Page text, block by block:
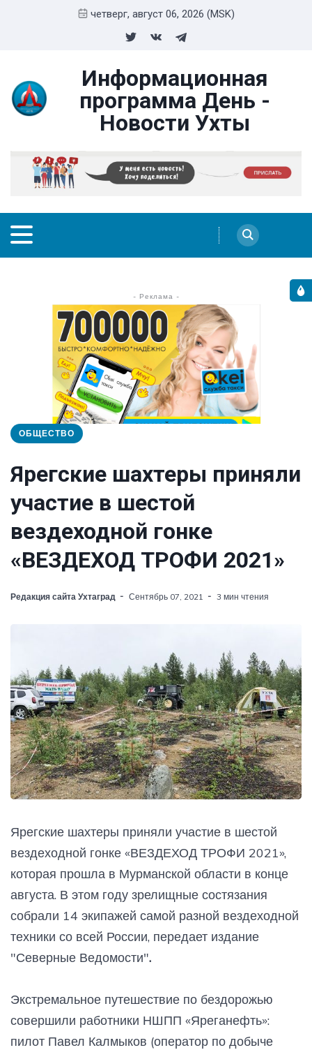
четверг, август 06, 2026 (MSK)
Информационная
программа День -
Новости Ухты
- Реклама -
ОБЩЕСТВО
Ярегские шахтеры приняли
участие в шестой
вездеходной гонке
«ВЕЗДЕХОД ТРОФИ 2021»
Редакция сайта Ухтаград Сентябрь 07, 2021 3 мин чтения
Ярегские шахтеры приняли участие в шестой
вездеходной гонке «ВЕЗДЕХОД ТРОФИ 2021»,
которая прошла в Мурманской области в конце
августа. В этом году зрелищные состязания
собрали 14 экипажей самой разной вездеходной
техники со всей России, передает издание
"Северные Ведомости".
Экстремальное путешествие по бездорожью
совершили работники НШПП «Яреганефть»:
пилот Павел Калмыков (оператор по добыче